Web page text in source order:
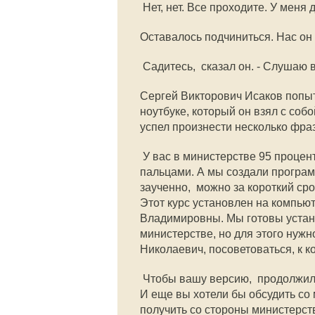
 Нет, нет. Все проходите. У меня
Оставалось подчиниться. Нас
 Садитесь,  сказал он. - Слушаю
Сергей Викторович Исаков
ноутбуке, который он взял с
успел произнести несколько
 У вас в министерстве 95
пальцами. А мы создали
заученно,  можно за короткий
Этот курс установлен на
Владимировны. Мы готовы
министерстве, но для этого
Николаевич, посоветоваться, к
 Чтобы вашу версию, 
И еще вы хотели бы обсудить
получить со стороны